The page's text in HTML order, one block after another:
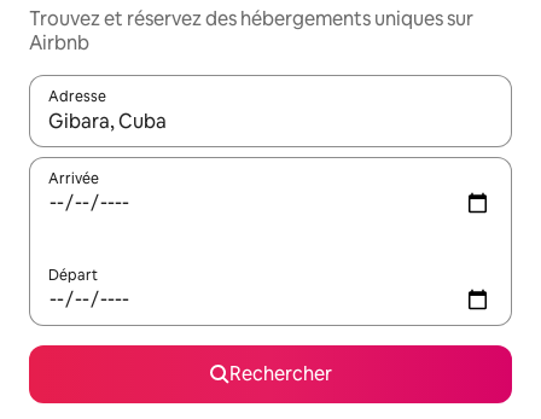
Trouvez et réservez des hébergements uniques sur
Airbnb
Adresse
Lorsque les résultats s'affichent, utilisez les flèches vers le
Arrivée
Départ
Rechercher